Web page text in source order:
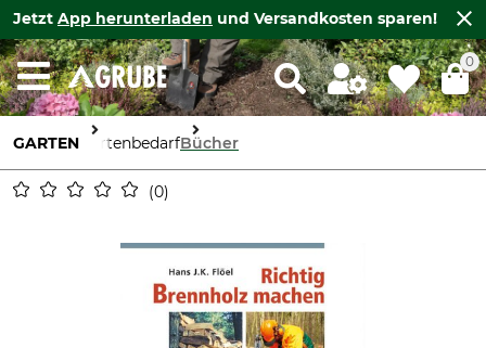
Jetzt App herunterladen und Versandkosten sparen!
0
GARTEN GartenbedarfBücher
0